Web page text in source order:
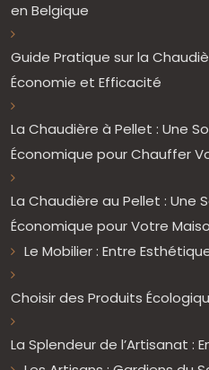
en Belgique
Guide Pratique sur la
Économie et Efficacité
La Chaudière à Pellet : Une
Économique pour Chauffer
La Chaudière au Pellet : Une
Économique pour Votre
Le Mobilier : Entre
Choisir des Produits
La Splendeur de l’Artisanat :